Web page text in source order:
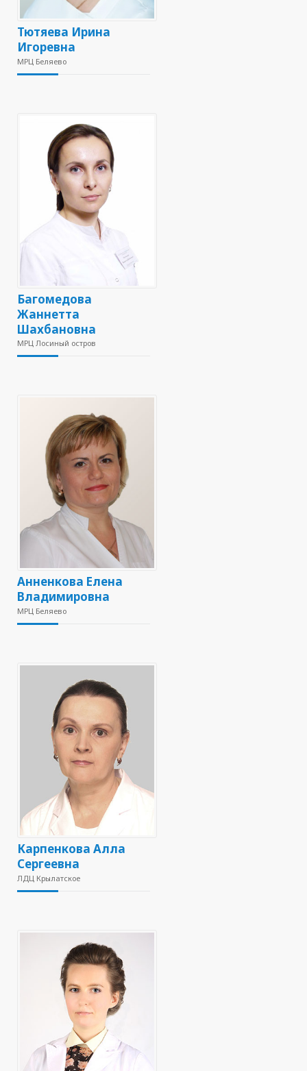
Тютяева Ирина
Игоревна
МРЦ Беляево
Багомедова
Жаннетта
Шахбановна
МРЦ Лосиный остров
Анненкова Елена
Владимировна
МРЦ Беляево
Карпенкова Алла
Сергеевна
ЛДЦ Крылатское